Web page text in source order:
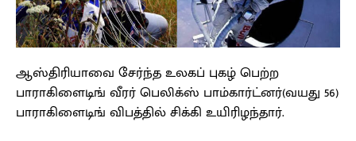
ஆஸ்திரியாவை சேர்ந்த உலகப் புகழ் பெற்ற
பாராகிளைடிங் வீரர் பெலிக்ஸ் பாம்கார்ட்னர்(வயது 56)
பாராகிளைடிங் விபத்தில் சிக்கி உயிரிழந்தார்.